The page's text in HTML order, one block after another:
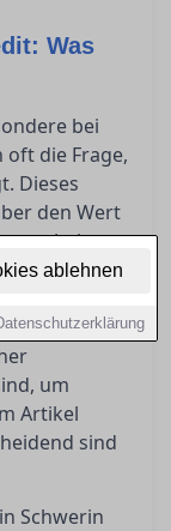
ablehnen
Was
bei
die Frage,
Dieses
den Wert
was bei
Käufer
um
Artikel
sind
Schwerin